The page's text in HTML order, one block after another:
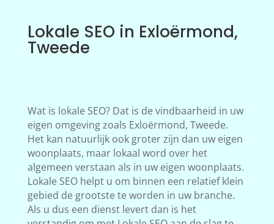
Lokale SEO in Exloërmond,
Tweede
Wat is lokale SEO? Dat is de vindbaarheid in uw
eigen omgeving zoals Exloërmond, Tweede.
Het kan natuurlijk ook groter zijn dan uw eigen
woonplaats, maar lokaal word over het
algemeen verstaan als in uw eigen woonplaats.
Lokale SEO helpt u om binnen een relatief klein
gebied de grootste te worden in uw branche.
Als u dus een dienst levert dan is het